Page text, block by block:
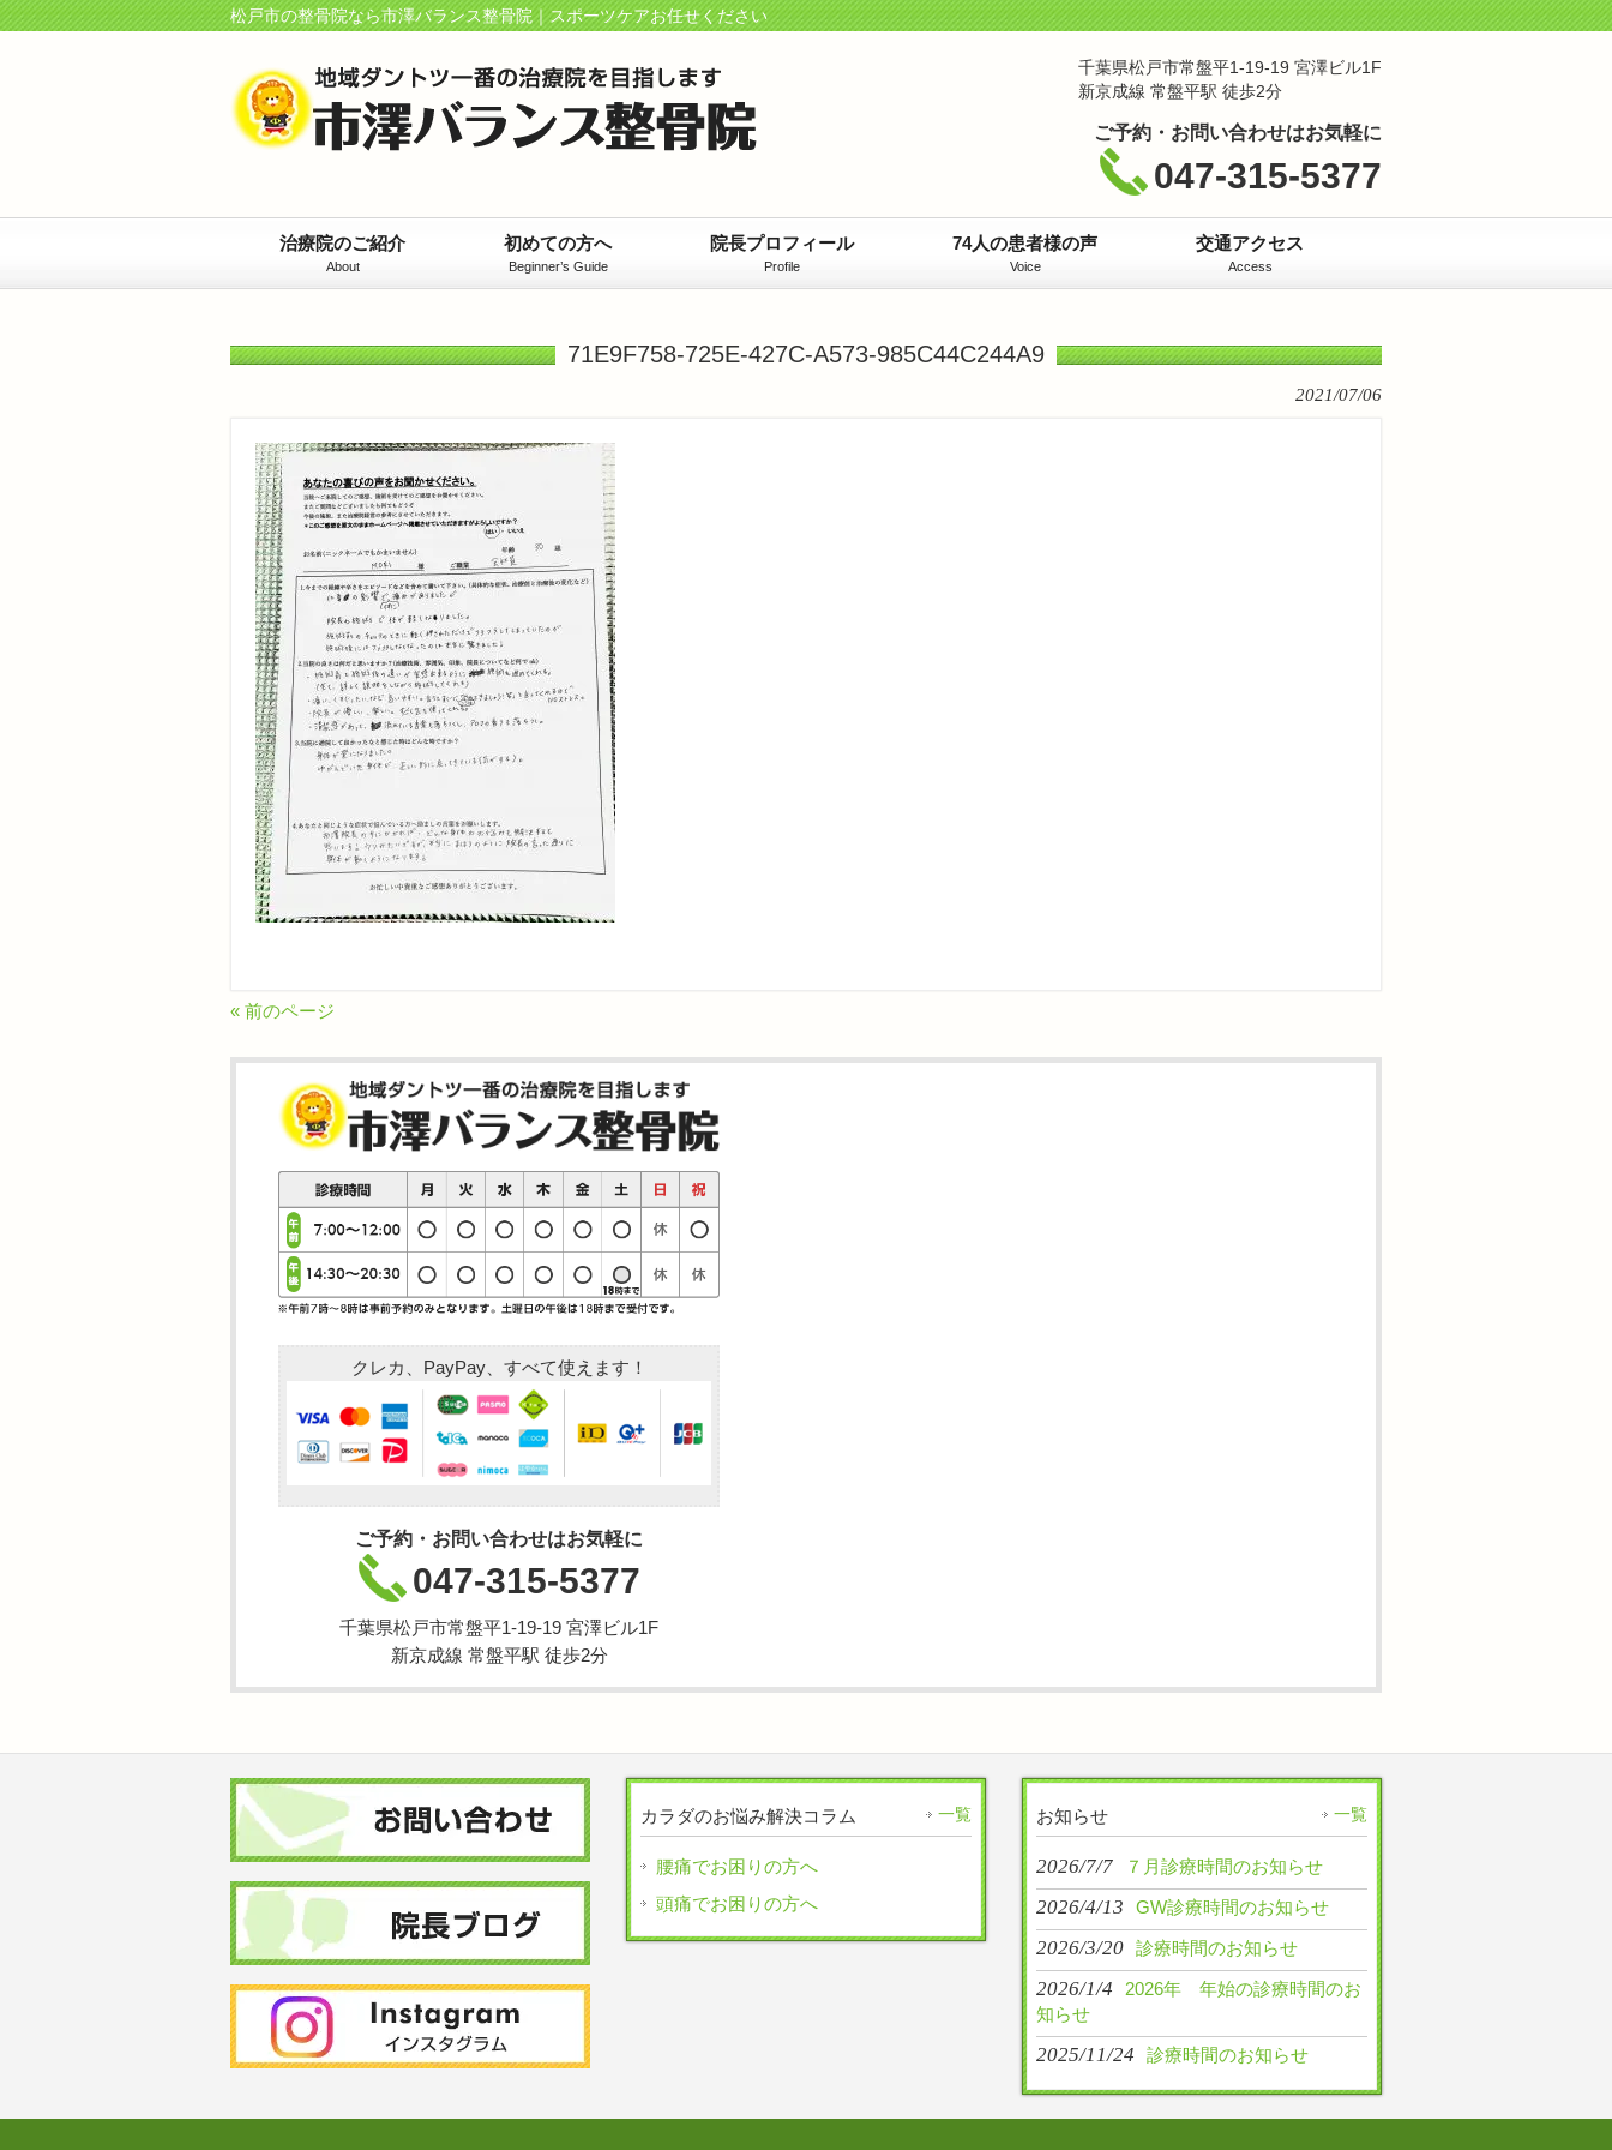
松戸市の整骨院なら市澤バランス整骨院｜スポーツケアお任せください
千葉県松戸市常盤平1-19-19 宮澤ビル1F
新京成線 常盤平駅 徒歩2分
ご予約・お問い合わせはお気軽に
047-315-5377
治療院のご紹介
About
初めての方へ
Beginner’s Guide
院長プロフィール
Profile
74人の患者様の声
Voice
交通アクセス
Access
71E9F758-725E-427C-A573-985C44C244A9
2021/07/06
« 前のページ
クレカ、PayPay、すべて使えます！
ご予約・お問い合わせはお気軽に
047-315-5377
千葉県松戸市常盤平1-19-19 宮澤ビル1F
新京成線 常盤平駅 徒歩2分
カラダのお悩み解決コラム 一覧
腰痛でお困りの方へ
頭痛でお困りの方へ
お知らせ 一覧
2026/7/7 ７月診療時間のお知らせ
2026/4/13 GW診療時間のお知らせ
2026/3/20 診療時間のお知らせ
2026/1/4
2026年 年始の診療時間のお
知らせ
2025/11/24 診療時間のお知らせ